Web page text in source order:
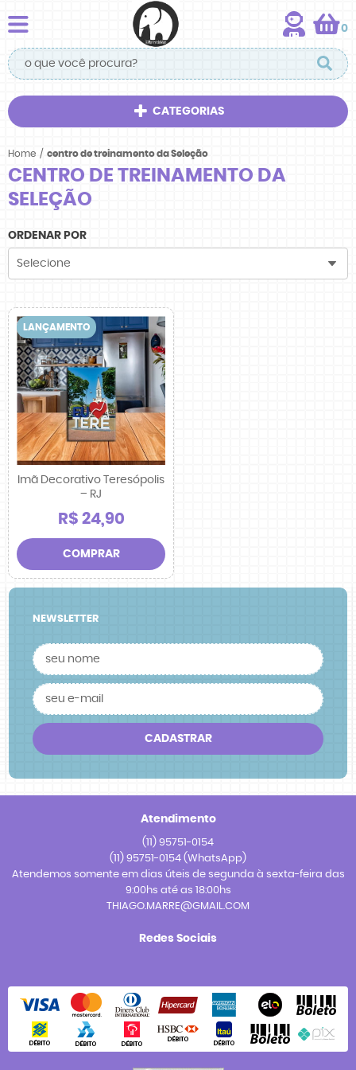
0
CATEGORIAS
CENTRO DE TREINAMENTO DA
SELEÇÃO
Home centro de treinamento da Seleção
ORDENAR POR
Selecione
LANÇAMENTO
Imã Decorativo Teresópolis
– RJ
R$ 24,90
COMPRAR
NEWSLETTER
CADASTRAR
Atendimento
(11) 95751-0154
(11) 95751-0154 (WhatsApp)
Atendemos somente em dias úteis de segunda à sexta-feira das
9:00hs até as 18:00hs
THIAGO.MARRE@GMAIL.COM
Redes Sociais